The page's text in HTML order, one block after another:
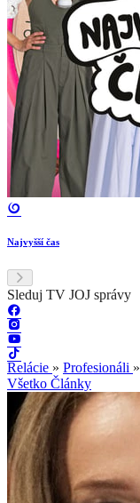
Najvyšší čas
Sleduj TV JOJ správy
Relácie » Profesionáli »
Všetko Články